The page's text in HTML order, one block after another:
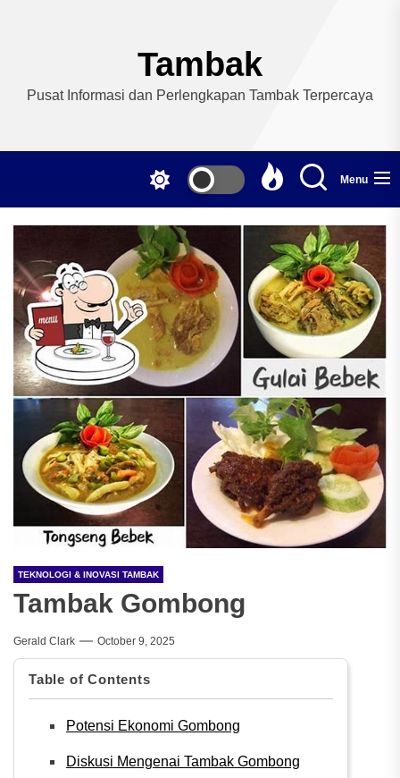
Tambak
Pusat Informasi dan Perlengkapan Tambak Terpercaya
Menu
TEKNOLOGI & INOVASI TAMBAK
Tambak Gombong
Gerald Clark October 9, 2025
Table of Contents
Potensi Ekonomi Gombong
Diskusi Mengenai Tambak Gombong